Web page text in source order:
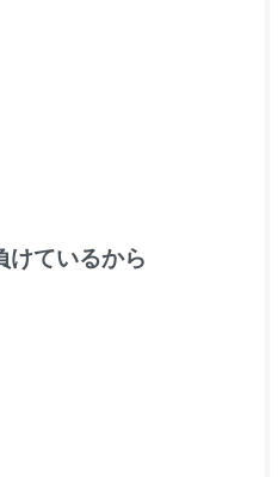
けているから